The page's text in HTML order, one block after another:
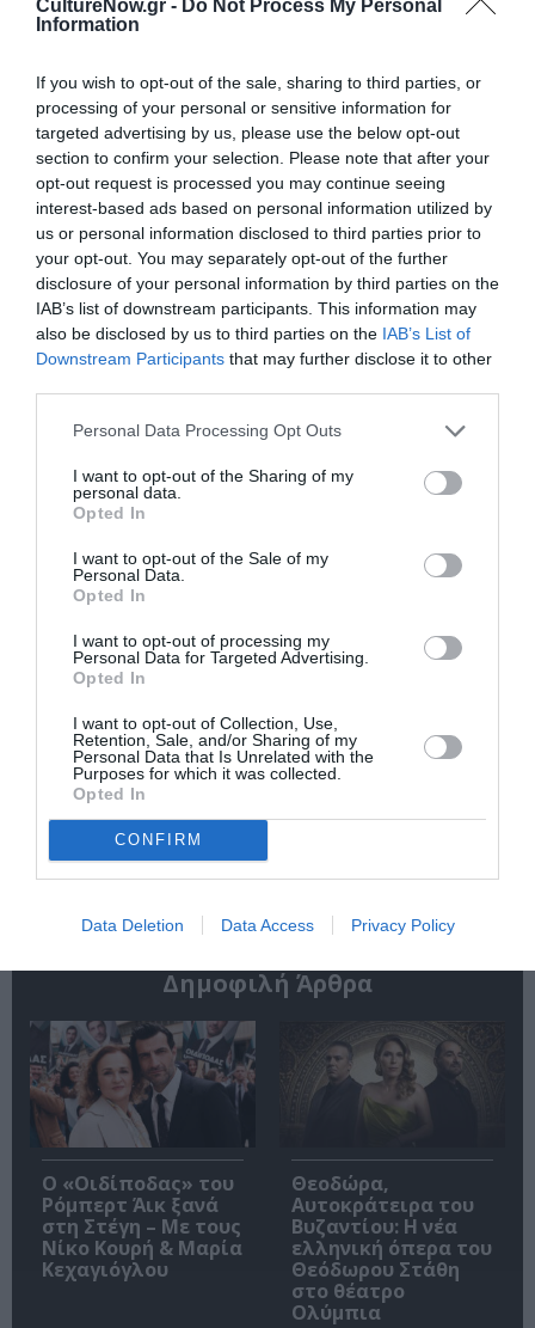
CultureNow.gr - Do Not Process My Personal
Information
If you wish to opt-out of the sale, sharing to third parties, or
processing of your personal or sensitive information for
targeted advertising by us, please use the below opt-out
section to confirm your selection. Please note that after your
opt-out request is processed you may continue seeing
interest-based ads based on personal information utilized by
us or personal information disclosed to third parties prior to
your opt-out. You may separately opt-out of the further
disclosure of your personal information by third parties on the
IAB’s list of downstream participants. This information may
also be disclosed by us to third parties on the IAB’s List of
Downstream Participants that may further disclose it to other
Personal Data Processing Opt Outs
I want to opt-out of the Sharing of my
personal data.
Opted In
I want to opt-out of the Sale of my
Personal Data.
Opted In
I want to opt-out of processing my
Personal Data for Targeted Advertising.
Opted In
I want to opt-out of Collection, Use,
Retention, Sale, and/or Sharing of my
Personal Data that Is Unrelated with the
Purposes for which it was collected.
Opted In
CONFIRM
Data Deletion Data Access Privacy Policy
Ακολουθήστε το Culturenow.gr
Σχετικά Άρθρα
Αυτοβιογραφία
ενός πτώματος: Μια
συλλογή
διηγημάτων του
Σιγκισμούντ
Κρζιζανόφσκι
Αντόνιο Πόρτσια –
Φωνές: Ένα βιβλίο
διάλογος
Φιλίπ Κολλέν – Ο
μπάρμαν του Ritz:
Ένα κοινωνικό
ιστορικό βιβλίο
Ελένη Μπουκαούρη
Δημοφιλή Άρθρα
O «Οιδίποδας» του
Ρόμπερτ Άικ ξανά
στη Στέγη – Με τους
Νίκο Κουρή & Μαρία
Κεχαγιόγλου
Θεοδώρα,
Αυτοκράτειρα του
Βυζαντίου: Η νέα
ελληνική όπερα του
Θεόδωρου Στάθη
στο θέατρο
Ολύμπια